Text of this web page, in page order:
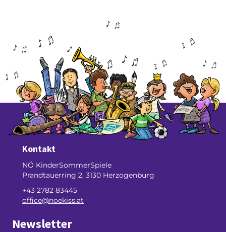
Kontakt
NÖ KinderSommerSpiele
Prandtauerring 2, 3130 Herzogenburg
+43 2782 83445
office@noekiss.at
Newsletter